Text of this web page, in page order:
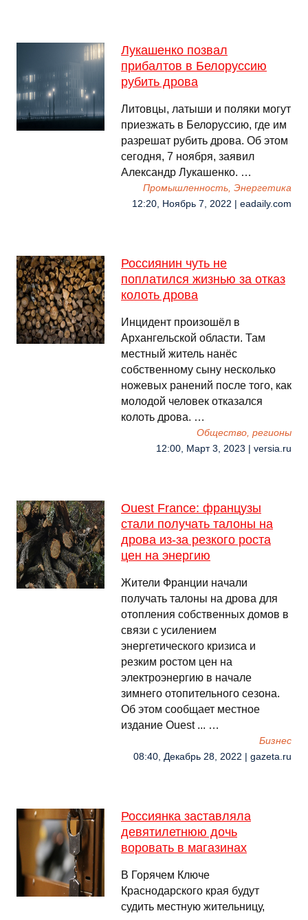
Лукашенко позвал
прибалтов в Белоруссию
рубить дрова
Литовцы, латыши и поляки могут
приезжать в Белоруссию, где им
разрешат рубить дрова. Об этом
сегодня, 7 ноября, заявил
Александр Лукашенко. …
Промышленность, Энергетика
12:20, Ноябрь 7, 2022 | eadaily.com
Россиянин чуть не
поплатился жизнью за отказ
колоть дрова
Инцидент произошёл в
Архангельской области. Там
местный житель нанёс
собственному сыну несколько
ножевых ранений после того, как
молодой человек отказался
колоть дрова. …
Общество, регионы
12:00, Март 3, 2023 | versia.ru
Ouest France: французы
стали получать талоны на
дрова из-за резкого роста
цен на энергию
Жители Франции начали
получать талоны на дрова для
отопления собственных домов в
связи с усилением
энергетического кризиса и
резким ростом цен на
электроэнергию в начале
зимнего отопительного сезона.
Об этом сообщает местное
издание Ouest ... …
Бизнес
08:40, Декабрь 28, 2022 | gazeta.ru
Россиянка заставляла
девятилетнюю дочь
воровать в магазинах
В Горячем Ключе
Краснодарского края будут
судить местную жительницу,